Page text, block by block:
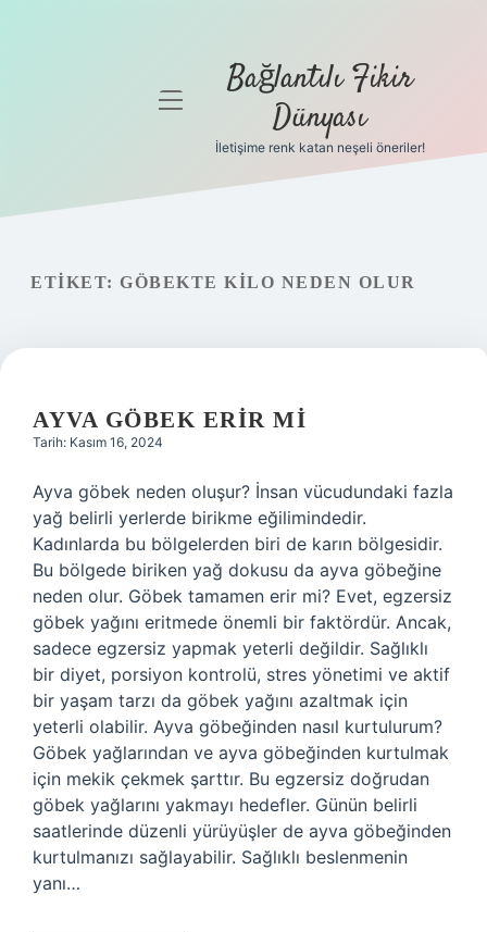
Gizlilik
Yasal Uyarı
Hakkımızda
menüyü
Bağlantılı Fikir
Dünyası
İletişime renk katan neşeli öneriler!
ETIKET: GÖBEKTE KILO NEDEN OLUR
AYVA GÖBEK ERIR MI
Tarih: Kasım 16, 2024
Ayva göbek neden oluşur? İnsan vücudundaki fazla
yağ belirli yerlerde birikme eğilimindedir.
Kadınlarda bu bölgelerden biri de karın bölgesidir.
Bu bölgede biriken yağ dokusu da ayva göbeğine
neden olur. Göbek tamamen erir mi? Evet, egzersiz
göbek yağını eritmede önemli bir faktördür. Ancak,
sadece egzersiz yapmak yeterli değildir. Sağlıklı
bir diyet, porsiyon kontrolü, stres yönetimi ve aktif
bir yaşam tarzı da göbek yağını azaltmak için
yeterli olabilir. Ayva göbeğinden nasıl kurtulurum?
Göbek yağlarından ve ayva göbeğinden kurtulmak
için mekik çekmek şarttır. Bu egzersiz doğrudan
göbek yağlarını yakmayı hedefler. Günün belirli
saatlerinde düzenli yürüyüşler de ayva göbeğinden
kurtulmanızı sağlayabilir. Sağlıklı beslenmenin
yanı…